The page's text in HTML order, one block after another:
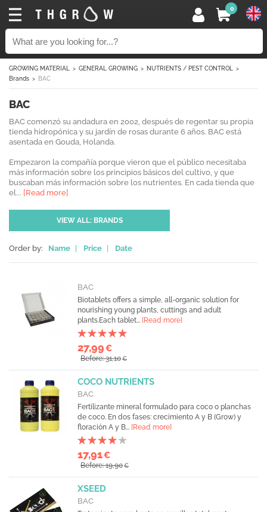
0
GROWING MATERIAL GENERAL GROWING
NUTRIENTS / PEST CONTROL
Brands
BAC
BAC
BAC comenzó su andadura en 2002, después de regentar su propia
tienda hidropónica y su jardín de rosas durante 6 años. BAC está
asentada en Gouda, Holanda.
Empezaron la compañía porque vieron que el público necesitaba
más información sobre los principios básicos del cultivo, y que
buscaban más información sobre los nutrientes. En cada tienda que
el... [Read more]
VIEW ALL: BRANDS
Order by: Name Price Date
BAC
Biotablets offers a simple, all-organic solution for
nourishing young plants, cuttings and adult
plants.Each tablet... [Read more]
27,99€
Before: 31,10€
COCO NUTRIENTS
BAC
Fertilizante mineral formulado para coco o planchas
de coco. En dos fases: crecimiento A y B (Grow) y
floración A y B... [Read more]
17,91€
Before: 19,90€
XSEED
BAC